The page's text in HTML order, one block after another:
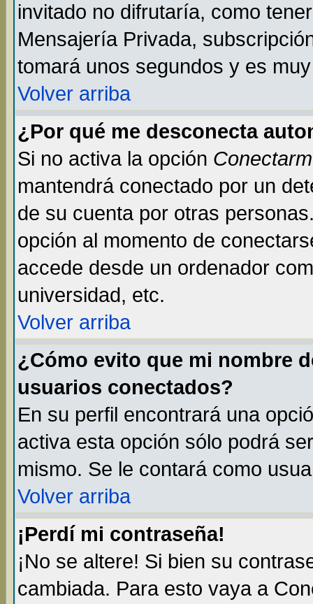
invitado no difrutaría, como
Mensajería Privada,
tomará unos segundos y es
Volver arriba
¿Por qué me desconecta
Si no activa la opción
mantendrá conectado por un
de su cuenta por otras
opción al momento de
accede desde un ordenador
universidad, etc.
Volver arriba
¿Cómo evito que mi nombre
usuarios conectados?
En su perfil encontrará una
activa esta opción sólo podrá
mismo. Se le contará como
Volver arriba
¡Perdí mi contraseña!
¡No se altere! Si bien su
cambiada. Para esto vaya a